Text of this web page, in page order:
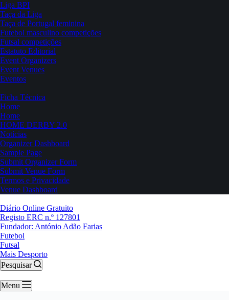
Liga BPI
Taça da Liga
Taça de Portugal feminina
Futebol masculino competições
Futsal competições
Estatuto Editorial
Event Organizers
Event Venues
Eventos
Ficha Técnica
Home
Home
HOME DERBY 2.0
Notícias
Organizer Dashboard
Sample Page
Submit Organizer Form
Submit Venue Form
Termos e Privacidade
Venue Dashboard
Diário Online Gratuito
Registo ERC n.º 127801
Fundador: António Adão Farias
Futebol
Futsal
Mais Desporto
Pesquisar
Menu